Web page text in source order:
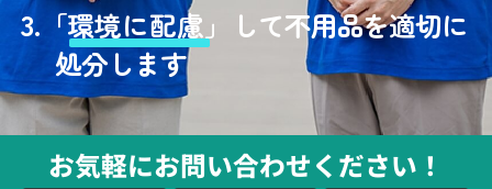
3. 「環境に配慮」
して不用品を適切に
処分します
お気軽にお問い合わせください！